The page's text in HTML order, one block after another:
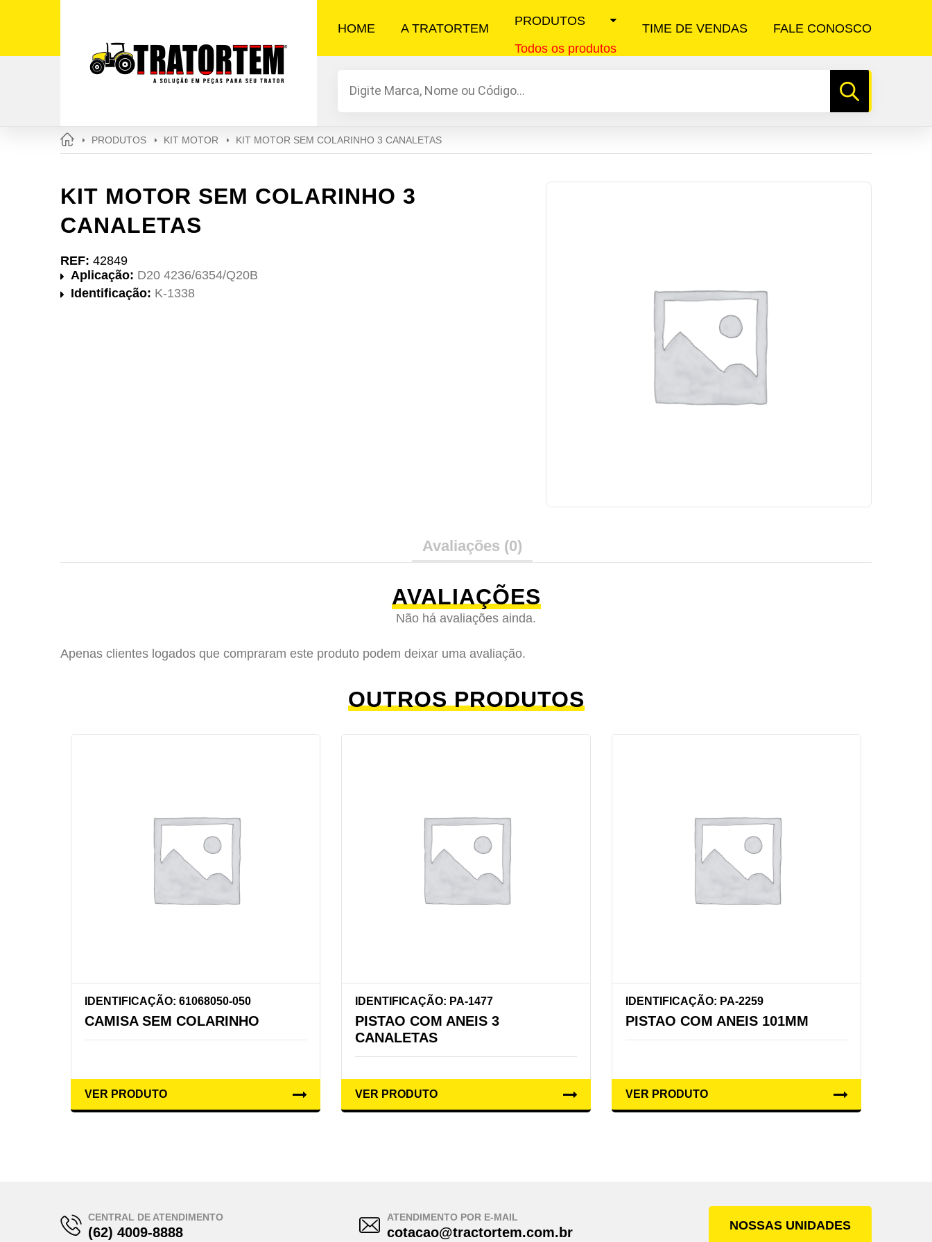
HOME A TRATORTEM
PRODUTOS
Todos os produtos
TIME DE VENDAS FALE CONOSCO
produtos
PRODUTOS KIT MOTOR KIT MOTOR SEM COLARINHO 3 CANALETAS
KIT MOTOR SEM COLARINHO 3
CANALETAS
REF: 42849
Aplicação: D20 4236/6354/Q20B
Identificação: K-1338
Avaliações (0)
AVALIAÇÕES
Não há avaliações ainda.
Apenas clientes logados que compraram este produto podem deixar uma avaliação.
OUTROS PRODUTOS
IDENTIFICAÇÃO: 61068050-050
CAMISA SEM COLARINHO
VER PRODUTO
IDENTIFICAÇÃO: PA-1477
PISTAO COM ANEIS 3
CANALETAS
VER PRODUTO
IDENTIFICAÇÃO: PA-2259
PISTAO COM ANEIS 101MM
VER PRODUTO
CENTRAL DE ATENDIMENTO
(62) 4009-8888
ATENDIMENTO POR E-MAIL
cotacao@tractortem.com.br NOSSAS UNIDADES